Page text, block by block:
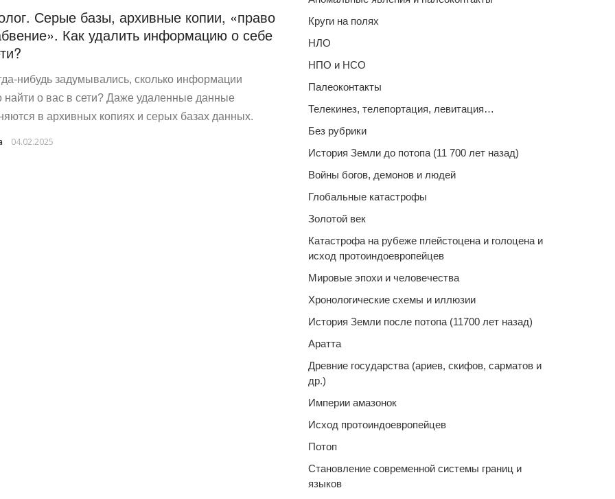
Серые базы, архивные копии, «право
Как удалить информацию о себе
нибудь задумывались, сколько информации
о вас в сети? Даже удаленные данные
в архивных копиях и серых базах данных.
04.02.2025
Круги на полях
НЛО
НПО и НСО
Палеоконтакты
Телекинез, телепортация, левитация…
Без рубрики
История Земли до потопа (11 700 лет назад)
Войны богов, демонов и людей
Глобальные катастрофы
Золотой век
Катастрофа на рубеже плейстоцена и голоцена и
исход протоиндоевропейцев
Мировые эпохи и человечества
Хронологические схемы и иллюзии
История Земли после потопа (11700 лет назад)
Аратта
Древние государства (ариев, скифов, сарматов и
др.)
Империи амазонок
Исход протоиндоевропейцев
Потоп
Становление современной системы границ и
языков